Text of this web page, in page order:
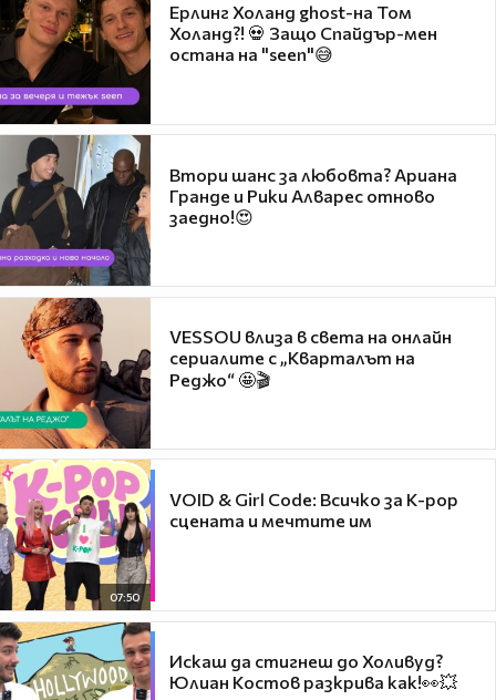
Ерлинг Холанд ghost-на Том
Холанд?! 💀 Защо Спайдър-мен
остана на "seen"😅
Втори шанс за любовта? Ариана
Гранде и Рики Алварес отново
заедно!😍
VESSOU влиза в света на онлайн
сериалите с „Кварталът на
Реджо“ 🤩🎬
07:50
VOID & Girl Code: Всичко за K-pop
сцената и мечтите им
Искаш да стигнеш до Холивуд?
Юлиан Костов разкрива как!👀💥